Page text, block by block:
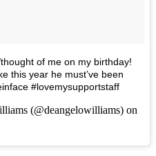
of me on my birthday!
this year he must’ve been
#lovemysupportstaff
(@deangelowilliams) on